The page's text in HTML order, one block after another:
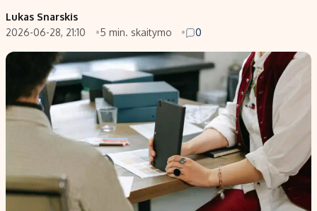
Investavimas
Akcijų rinka
Saulės elektrinės
Kriptovaliutos
Migracija
Nedarbo išmokos skaičiuoklė
Indėliai
Indėlių skaičiuoklė
Būsto finansai
Įdomios naujienos
Lukas Snarskis
2026-06-28, 21:10
5 min. skaitymo 0